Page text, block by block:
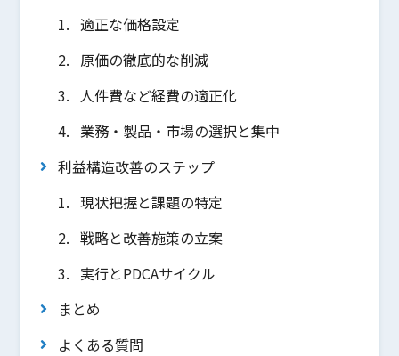
適正な価格設定
原価の徹底的な削減
人件費など経費の適正化
業務・製品・市場の選択と集中
利益構造改善のステップ
現状把握と課題の特定
戦略と改善施策の立案
実行とPDCAサイクル
まとめ
よくある質問